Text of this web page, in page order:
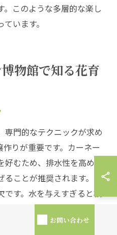
このような多層的な楽し
います。
物館で知る花育
専門的なテクニックが求め
りが重要です。カーネー
むため、排水性を高める
ることが推奨されます。さ
す。水を与えすぎると根
め、土の表面が乾いたら水
れらのテクニックを駆使す
お問い合わせ